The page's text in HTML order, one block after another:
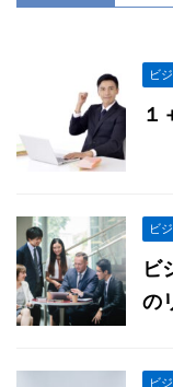
ビ
１
ビ
ビ
の
ビ